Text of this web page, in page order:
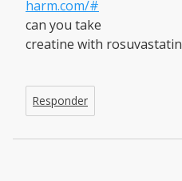
harm.com/#
can you take
creatine with rosuvastatin
Responder